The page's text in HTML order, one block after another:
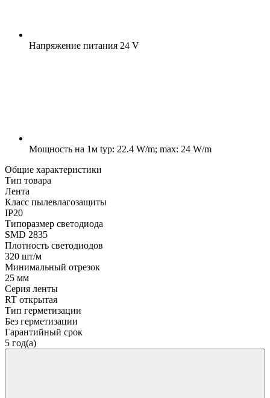
Напряжение питания 24 V
Мощность на 1м typ: 22.4 W/m; max: 24 W/m
Общие характеристики
Тип товара
Лента
Класс пылевлагозащиты
IP20
Типоразмер светодиода
SMD 2835
Плотность светодиодов
320 шт/м
Минимальный отрезок
25 мм
Серия ленты
RT открытая
Тип герметизации
Без герметизации
Гарантийный срок
5 год(а)